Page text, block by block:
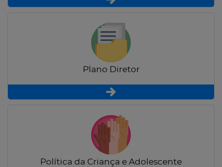
Plano Diretor
Política da Criança e Adolescente